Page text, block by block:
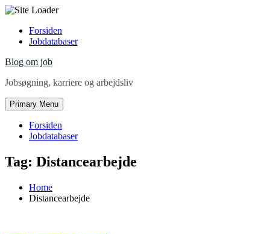
Skip
Forsiden
Jobdatabaser
Blog om job
Jobsøgning, karriere og arbejdsliv
Primary Menu
Forsiden
Jobdatabaser
Tag: Distancearbejde
Home
Distancearbejde